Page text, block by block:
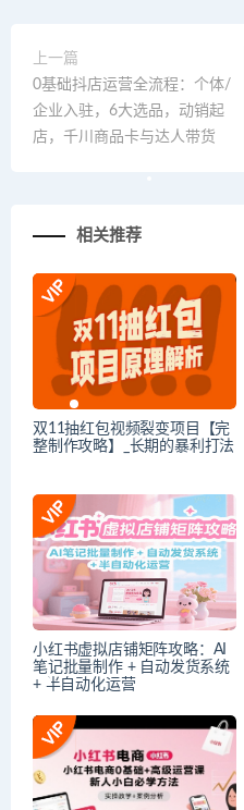
上一篇
0基础抖店运营全流程：个体/
企业入驻，6大选品，动销起
店，千川商品卡与达人带货
相关推荐
双11抽红包视频裂变项目【完
整制作攻略】_长期的暴利打法
小红书虚拟店铺矩阵攻略：AI
笔记批量制作 + 自动发货系统
+ 半自动化运营